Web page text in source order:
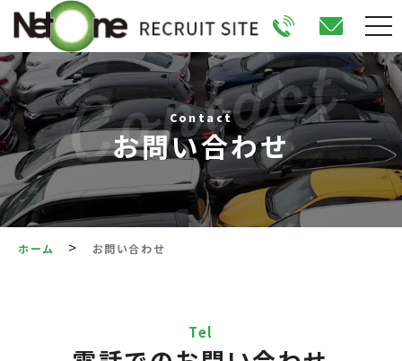
お問い合わせ
Contact
ホーム > お問い合わせ
Tel